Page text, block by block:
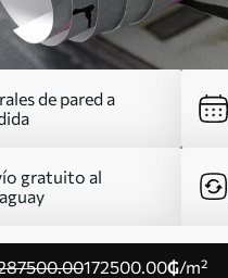
de pared a
gratuito al
.00172500.00₲/m²